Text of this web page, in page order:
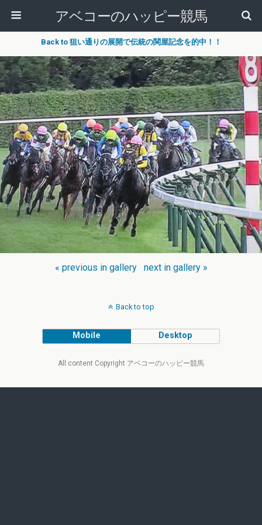
アベコーのハッピー競馬
Back to 狙い通りの展開で伝統の関屋記念を的中！！
« previous in gallery next in gallery »
Back to top
Mobile Desktop
All content Copyright アベコーのハッピー競馬